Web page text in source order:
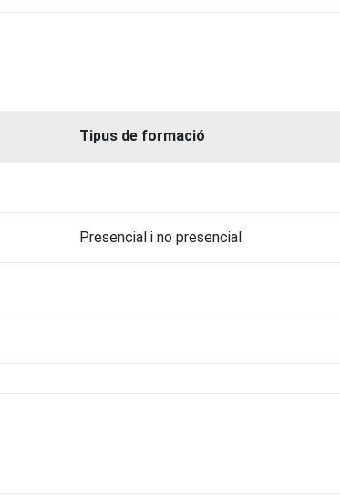
Tipus de formació
Presencial i no presencial